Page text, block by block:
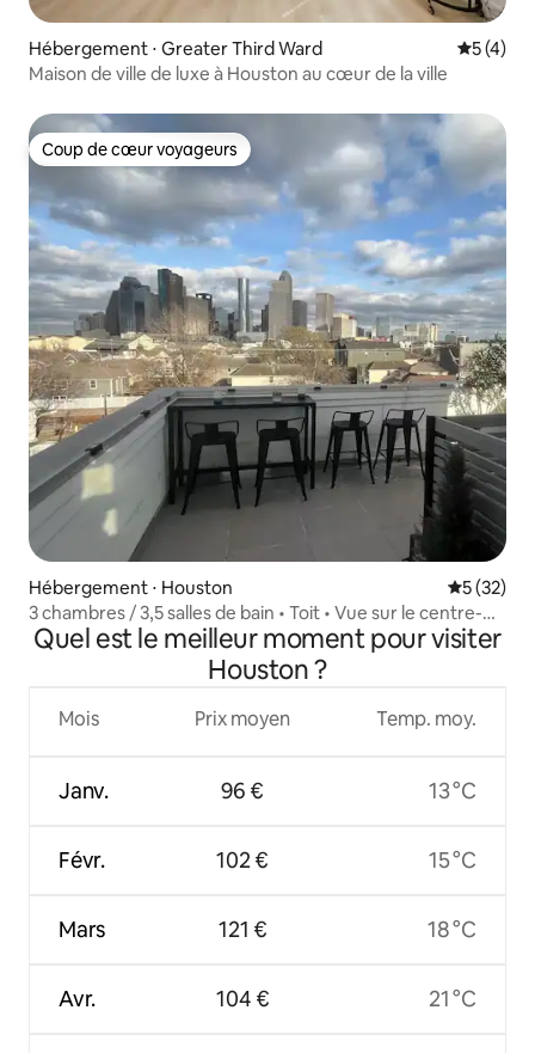
Hébergement ⋅ Greater Third Ward
5 (4)
Maison de ville de luxe à Houston au cœur de la ville
Coup de cœur voyageurs
Coup de cœur voyageurs
Hébergement ⋅ Houston
5 (32)
3 chambres / 3,5 salles de bain • Toit • Vue sur le centre-
ville de Houston
Quel est le meilleur moment pour visiter
Houston ?
Mois
Janv.
Févr.
Mars
Avr.
Prix moyen
96 €
102 €
121 €
104 €
Temp. moy.
13 °C
15 °C
18 °C
21 °C